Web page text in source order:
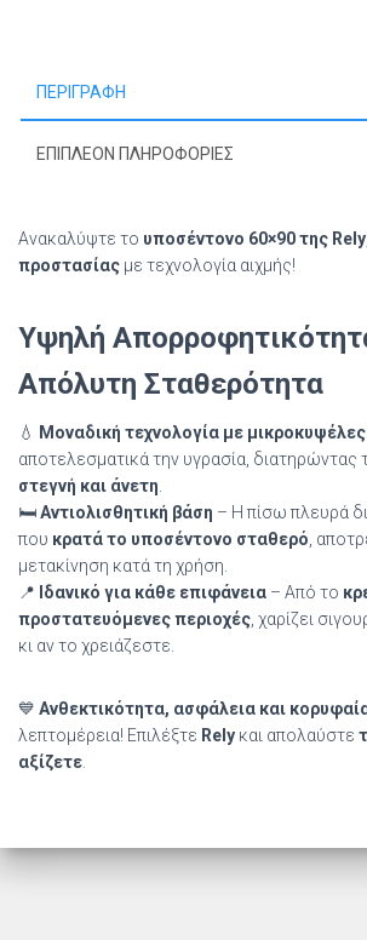
ΠΕΡΙΓΡΑΦΉ
ΕΠΙΠΛΈΟΝ ΠΛΗΡΟΦΟΡΊΕΣ
Ανακαλύψτε το υποσέντονο 60×90 της Rely
προστασίας με τεχνολογία αιχμής!
Υψηλή
Απόλυτη Σταθερότητα
💧 Μοναδική τεχνολογία με μικροκυψέλες
αποτελεσματικά την υγρασία, διατηρώντας
στεγνή και άνετη
🛏️Αντιολισθητική βάση – Η πίσω πλευρά
που κρατά το υποσέντονο σταθερό ,
μετακίνηση κατά τη χρήση.
📍 Ιδανικό για κάθε επιφάνεια – Από το
προστατευόμενες περιοχές , χαρίζει
κι αν το χρειάζεστε.
💙 Ανθεκτικότητα, ασφάλεια και
λεπτομέρεια! Επιλέξτε Rely και απολαύστε
αξίζετε